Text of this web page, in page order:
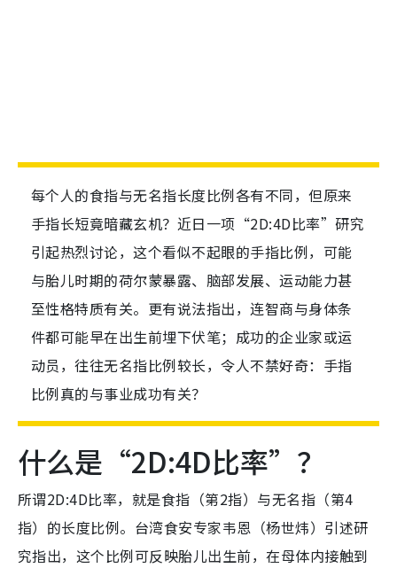
每个人的食指与无名指长度比例各有不同，但原来
手指长短竟暗藏玄机？近日一项“2D:4D比率”研究
引起热烈讨论，这个看似不起眼的手指比例，可能
与胎儿时期的荷尔蒙暴露、脑部发展、运动能力甚
至性格特质有关。更有说法指出，连智商与身体条
件都可能早在出生前埋下伏笔；成功的企业家或运
动员，往往无名指比例较长，令人不禁好奇：手指
比例真的与事业成功有关？
什么是“2D:4D比率”？
所谓2D:4D比率，就是食指（第2指）与无名指（第4
指）的长度比例。台湾食安专家韦恩（杨世炜）引述研
究指出，这个比例可反映胎儿出生前，在母体内接触到